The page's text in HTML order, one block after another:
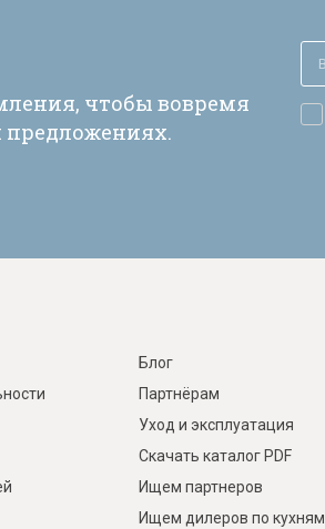
чтобы вовремя
предложениях.
Блог
Партнёрам
Уход и эксплуатация
Скачать каталог PDF
Ищем партнеров
Ищем дилеров по кухням